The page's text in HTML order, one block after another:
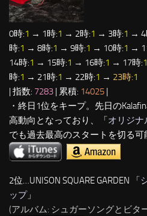
0時:1 → 1時:1 → 2時:1 → 3時:1 → 4
時:1 → 8時:1 → 9時:1 → 10時:1 →
14時:1 → 15時:1 → 16時:1 → 17時:1
時:1 → 21時:1 → 22時:1 → 23時:1
| 指数: 7283 | 累積: 14025
・終日1位をキープ。先日の
高動向となっており、「 オリジナ
でも過去最高のスタートを切る可
2位…UNISON SQUARE GARDEN 「
ップ」
(アルバム: シュガーソングとビタ